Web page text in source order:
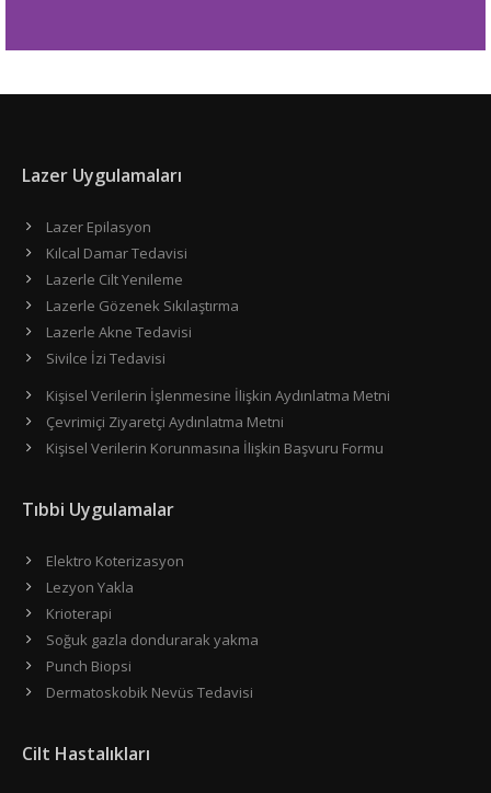
Lazer Uygulamaları
Lazer Epilasyon
Kılcal Damar Tedavisi
Lazerle Cilt Yenileme
Lazerle Gözenek Sıkılaştırma
Lazerle Akne Tedavisi
Sivilce İzi Tedavisi
Kişisel Verilerin İşlenmesine İlişkin Aydınlatma Metni
Çevrimiçi Ziyaretçi Aydınlatma Metni
Kişisel Verilerin Korunmasına İlişkin Başvuru Formu
Tıbbi Uygulamalar
Elektro Koterizasyon
Lezyon Yakla
Krioterapi
Soğuk gazla dondurarak yakma
Punch Biopsi
Dermatoskobik Nevüs Tedavisi
Cilt Hastalıkları